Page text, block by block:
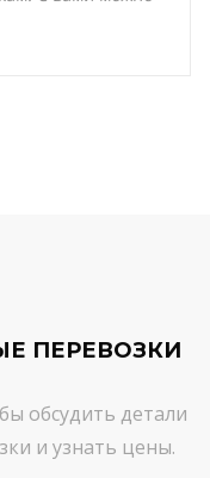
ПЕРЕВОЗКИ
обсудить детали
и узнать цены.